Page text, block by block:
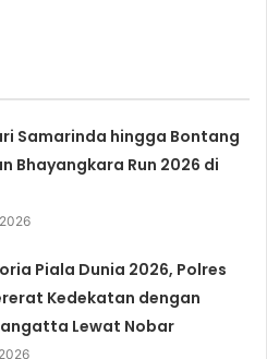
Samarinda hingga Bontang
Bhayangkara Run 2026 di
Piala Dunia 2026, Polres
Kedekatan dengan
Lewat Nobar